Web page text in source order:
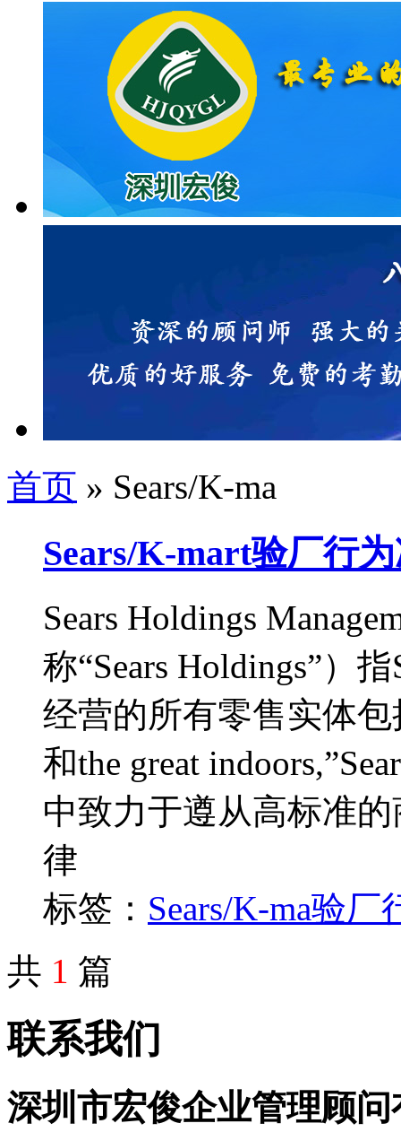
首页 » Sears/K-ma
Sears/K-mart验厂行
Sears Holdings
称“Sears Holdings”）
经营的所有零售实体包
和the great
中致力于遵从高标准
律
标签： Sears/K-ma验厂
共 1 篇
联系我们
深圳市宏俊企业管理顾